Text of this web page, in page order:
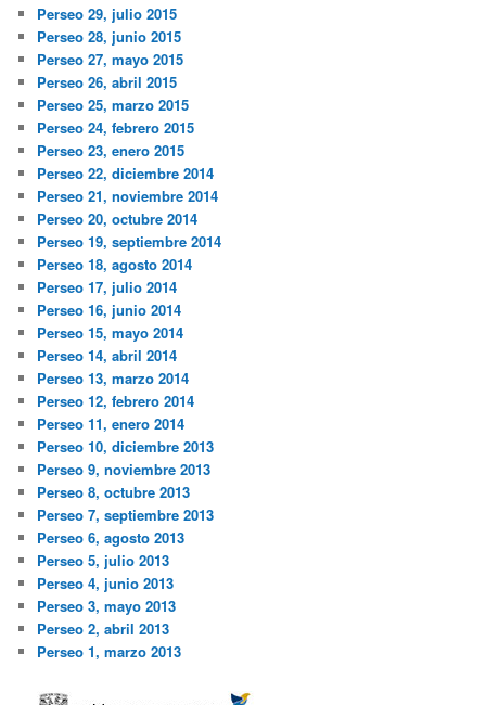
Perseo 29, julio 2015
Perseo 28, junio 2015
Perseo 27, mayo 2015
Perseo 26, abril 2015
Perseo 25, marzo 2015
Perseo 24, febrero 2015
Perseo 23, enero 2015
Perseo 22, diciembre 2014
Perseo 21, noviembre 2014
Perseo 20, octubre 2014
Perseo 19, septiembre 2014
Perseo 18, agosto 2014
Perseo 17, julio 2014
Perseo 16, junio 2014
Perseo 15, mayo 2014
Perseo 14, abril 2014
Perseo 13, marzo 2014
Perseo 12, febrero 2014
Perseo 11, enero 2014
Perseo 10, diciembre 2013
Perseo 9, noviembre 2013
Perseo 8, octubre 2013
Perseo 7, septiembre 2013
Perseo 6, agosto 2013
Perseo 5, julio 2013
Perseo 4, junio 2013
Perseo 3, mayo 2013
Perseo 2, abril 2013
Perseo 1, marzo 2013